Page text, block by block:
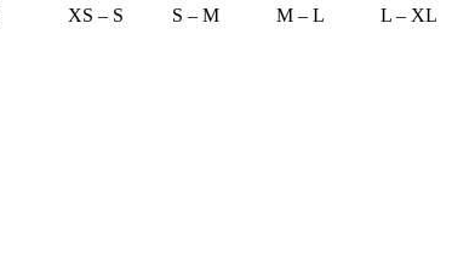
XS – S S – M M – L L – XL